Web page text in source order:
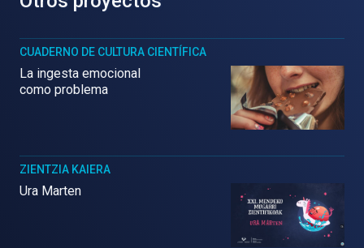
CUADERNO DE CULTURA CIENTÍFICA
La ingesta emocional
como problema
ZIENTZIA KAIERA
Ura Marten